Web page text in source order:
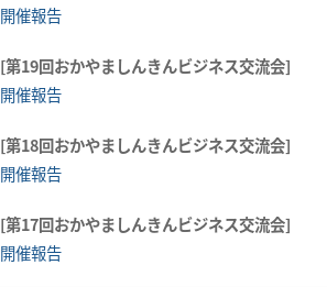
開催報告
第19回おかやましんきんビジネス交流会
開催報告
第18回おかやましんきんビジネス交流会
開催報告
第17回おかやましんきんビジネス交流会
開催報告